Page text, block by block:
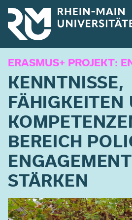
Direkt
zum
Inhalt
ERASMUS+ PROJEKT:
KENNTNISSE,
FÄHIGKEITEN
BEREICH
ENGAGE­MENT
STÄRKEN